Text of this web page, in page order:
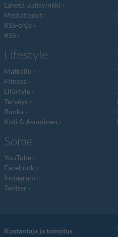
Lähetä uutisvinkki
Mediatiedot
RSS-ohje
RSS
Lifestyle
Matkailu
Fitness
Lifestyle
Terveys
Ruoka
Koti & Asuminen
Some
YouTube
Facebook
Instagram
Twitter
Kustantaja ja toimitus